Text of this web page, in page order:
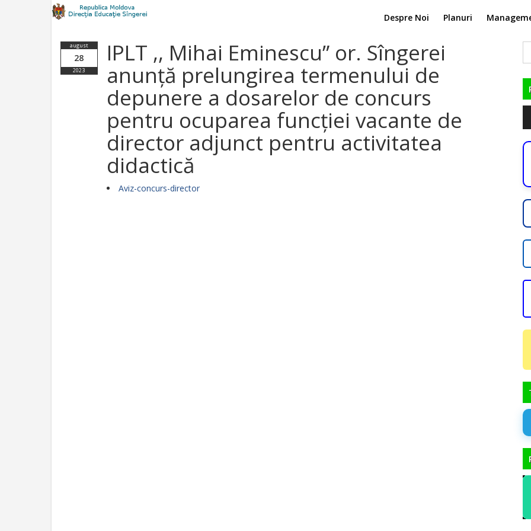
Despre Noi Planuri
august
28
2023
IPLT ,, Mihai Eminescu” or. Sîngerei
anunță prelungirea termenului de
depunere a dosarelor de concurs
pentru ocuparea funcției vacante de
director adjunct pentru activitatea
didactică
Aviz-concurs-director